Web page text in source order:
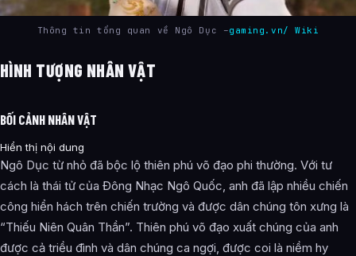
Thông tin tổng quan về Ngô Dục –gaming.vn/ Wiki
HÌNH TƯỢNG NHÂN VẬT
BỐI CẢNH NHÂN VẬT
Hiển thị nội dung
Ngô Dục từ nhỏ đã bộc lộ thiên phú võ đạo phi thường. Với tư
cách là thái tử của Đông Nhạc Ngô Quốc, anh đã lập nhiều chiến
công hiển hách trên chiến trường và được dân chúng tôn xưng là
“Thiếu Niên Quân Thần”. Thiên phú võ đạo xuất chúng của anh
được cả triều đình và dân chúng ca ngợi, được coi là niềm hy